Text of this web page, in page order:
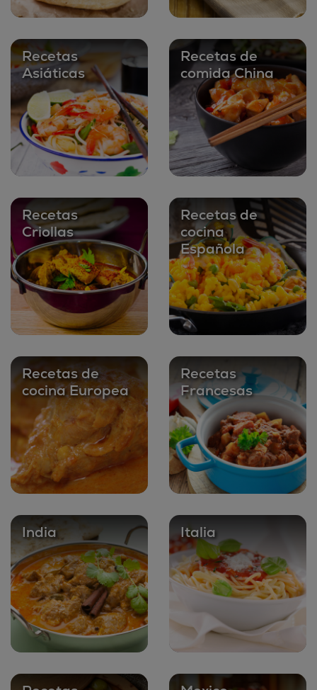
Recetas
Asiáticas
Recetas de
comida China
Recetas
Criollas
Recetas de
cocina
Española
Recetas de
cocina Europea
Recetas
Francesas
India Italia